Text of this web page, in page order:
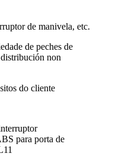
de manivela, etc.
de peches de
non
do cliente